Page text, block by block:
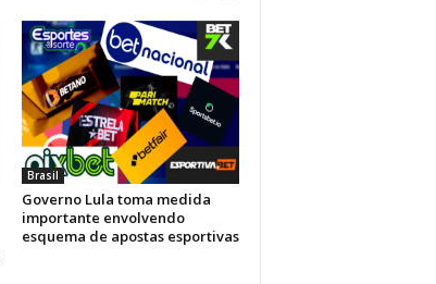
Brasil
Governo Lula toma medida
importante envolvendo
esquema de apostas esportivas